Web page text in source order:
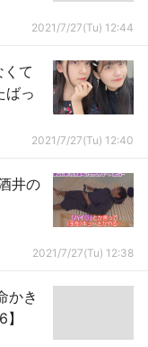
2021/7/27(Tu) 12:44
て
ばっ
2021/7/27(Tu) 12:40
井の
2021/7/27(Tu) 12:38
かき